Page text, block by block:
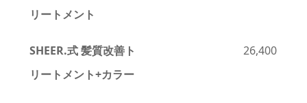
リートメント
SHEER.式 髪質改善ト
リートメント+カラー
26,400